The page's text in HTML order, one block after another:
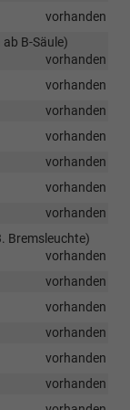
vorhanden
B-Säule)
vorhanden
vorhanden
vorhanden
vorhanden
vorhanden
vorhanden
vorhanden
Bremsleuchte)
vorhanden
vorhanden
vorhanden
vorhanden
vorhanden
vorhanden